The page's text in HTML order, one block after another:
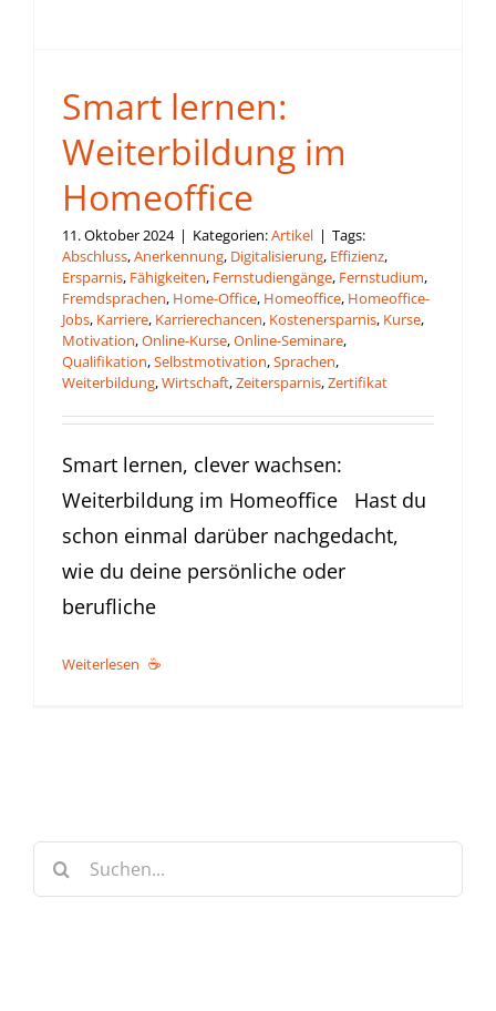
Smart lernen:
Weiterbildung im
Homeoffice
11. Oktober 2024 | Kategorien:Artikel | Tags:
Abschluss,Anerkennung, Digitalisierung, Effizienz,
Ersparnis, Fähigkeiten, Fernstudiengänge, Fernstudium,
Fremdsprachen, Home-Office, Homeoffice, Homeoffice-
Jobs, Karriere, Karrierechancen, Kostenersparnis, Kurse,
Motivation,Online-Kurse,Online-Seminare,
Qualifikation,Selbstmotivation,Sprachen,
Weiterbildung,Wirtschaft,Zeitersparnis,Zertifikat
Smart lernen, clever wachsen:
Weiterbildung im Homeoffice Hast du
schon einmal darüber nachgedacht,
wie du deine persönliche oder
berufliche
Weiterlesen
Suche
nach: